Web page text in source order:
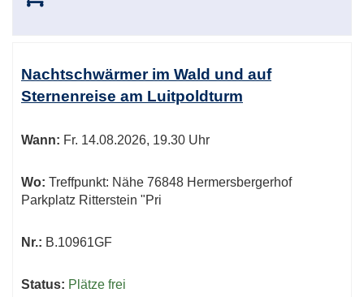
Nachtschwärmer im Wald und auf
Sternenreise am Luitpoldturm
Wann: Fr. 14.08.2026, 19.30 Uhr
Wo: Treffpunkt: Nähe 76848 Hermersbergerhof
Parkplatz Ritterstein "Pri
Nr.: B.10961GF
Status: Plätze frei